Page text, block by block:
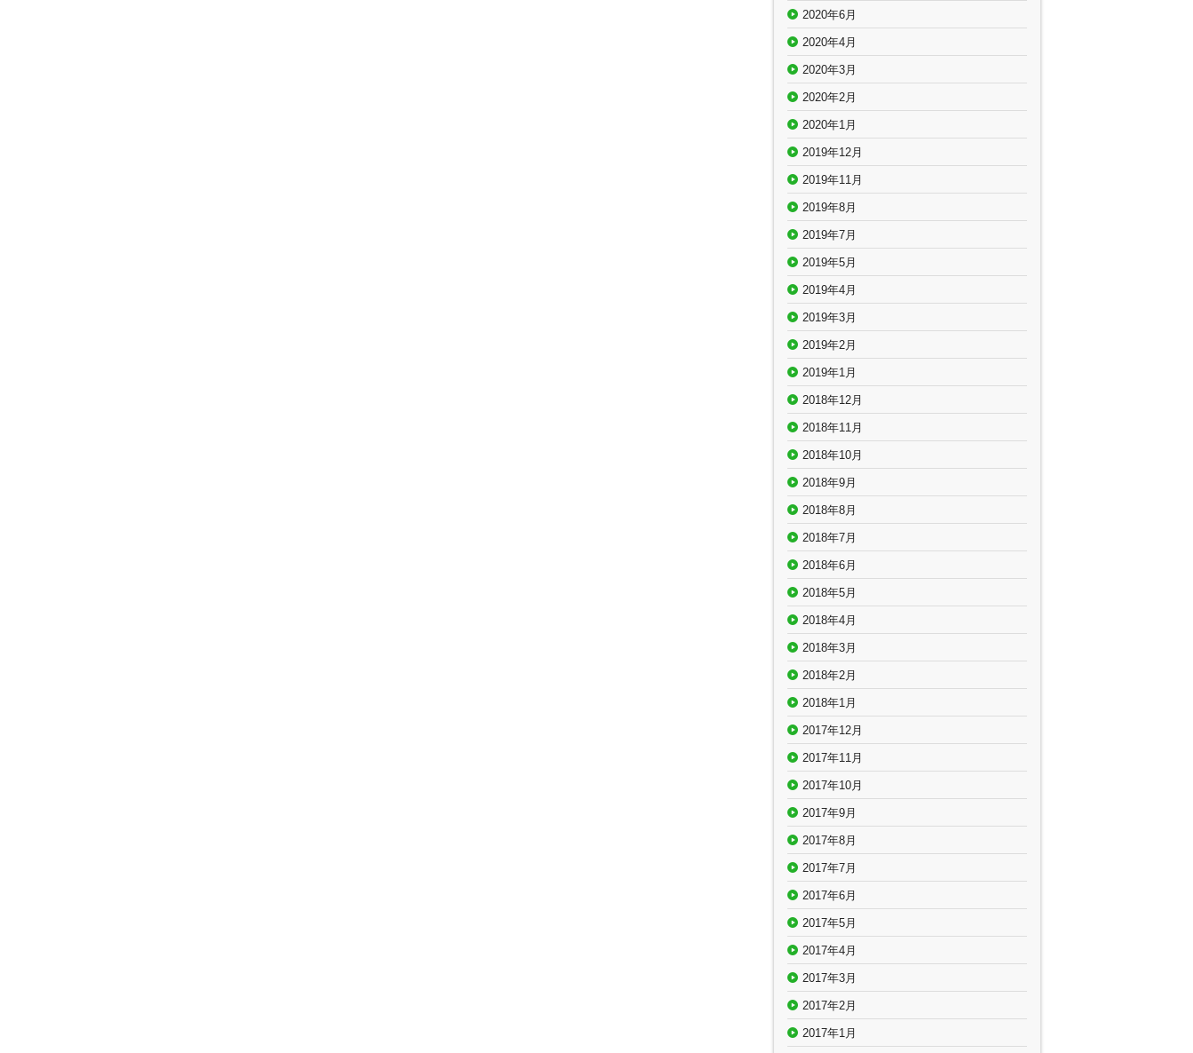
2020年6月
2020年4月
2020年3月
2020年2月
2020年1月
2019年12月
2019年11月
2019年8月
2019年7月
2019年5月
2019年4月
2019年3月
2019年2月
2019年1月
2018年12月
2018年11月
2018年10月
2018年9月
2018年8月
2018年7月
2018年6月
2018年5月
2018年4月
2018年3月
2018年2月
2018年1月
2017年12月
2017年11月
2017年10月
2017年9月
2017年8月
2017年7月
2017年6月
2017年5月
2017年4月
2017年3月
2017年2月
2017年1月